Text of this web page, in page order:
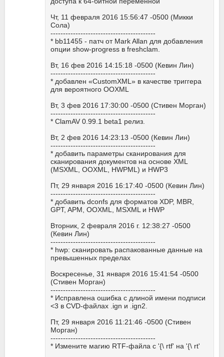
Чт, 11 февраля 2016 15:56:47 -0500 (Микки
Сола)
------------------------------------------
* bb11455 - патч от Mark Allan для добавления
опции show-progress в freshclam.
Вт, 16 фев 2016 14:15:18 -0500 (Кевин Лин)
------------------------------------------
* добавлен «CustomXML» в качестве триггера
для вероятного OOXML
Вт, 3 фев 2016 17:30:00 -0500 (Стивен Морган)
------------------------------------------
* ClamAV 0.99.1 beta1 релиз.
Вт, 2 фев 2016 14:23:13 -0500 (Кевин Лин)
------------------------------------------
* добавить параметры сканирования для
сканирования документов на основе XML
(MSXML, OOXML, HWPML) и HWP3
Пт, 29 января 2016 16:17:40 -0500 (Кевин Лин)
------------------------------------------
* добавить dconfs для форматов XDP, MBR,
GPT, APM, OOXML, MSXML и HWP
Вторник, 2 февраля 2016 г. 12:38:27 -0500
(Кевин Лин)
------------------------------------------
* hwp: сканировать распакованные данные на
превышенных пределах
Воскресенье, 31 января 2016 15:41:54 -0500
(Стивен Морган)
------------------------------------------
* Исправлена ошибка с длиной имени подписи
<3 в CVD-файлах .ign и .ign2.
Пт, 29 января 2016 11:21:46 -0500 (Стивен
Морган)
------------------------------------------
* Измените магию RTF-файла с '{\ rtf' на '{\ rt'